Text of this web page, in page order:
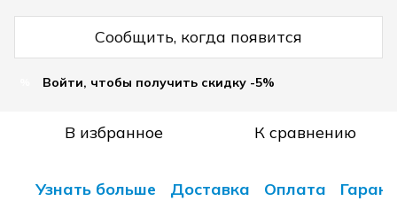
Сообщить, когда появится
Войти, чтобы получить скидку -5%
В избранное К сравнению
Узнать больше Доставка Оплата